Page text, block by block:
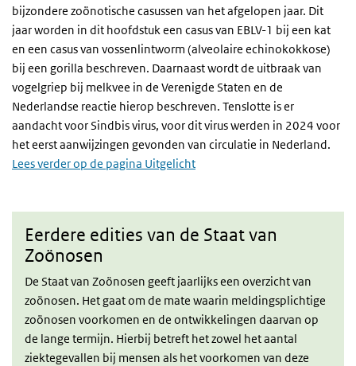
bijzondere zoönotische casussen van het afgelopen jaar. Dit
jaar worden in dit hoofdstuk een casus van EBLV-1 bij een kat
en een casus van vossenlintworm (alveolaire echinokokkose)
bij een gorilla beschreven. Daarnaast wordt de uitbraak van
vogelgriep bij melkvee in de Verenigde Staten en de
Nederlandse reactie hierop beschreven. Tenslotte is er
aandacht voor Sindbis virus, voor dit virus werden in 2024 voor
het eerst aanwijzingen gevonden van circulatie in Nederland.
Lees verder op de pagina Uitgelicht
Eerdere edities van de Staat van
Zoönosen
De Staat van Zoönosen geeft jaarlijks een overzicht van
zoönosen. Het gaat om de mate waarin meldingsplichtige
zoönosen voorkomen en de ontwikkelingen daarvan op
de lange termijn. Hierbij betreft het zowel het aantal
ziektegevallen bij mensen als het voorkomen van deze